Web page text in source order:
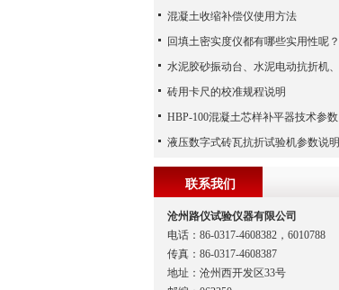
混凝土收缩补偿仪使用方法
回填土密实度仪都有哪些实用性呢？
砖用卡尺的校准规程说明
HBP-100混凝土芯样补平器技术参数
液压数字式砖瓦抗折试验机参数说明
联系我们
沧州路仪试验仪器有限公司
电话：86-0317-4608382，6010788
传真：86-0317-4608387
地址：沧州西开发区33号